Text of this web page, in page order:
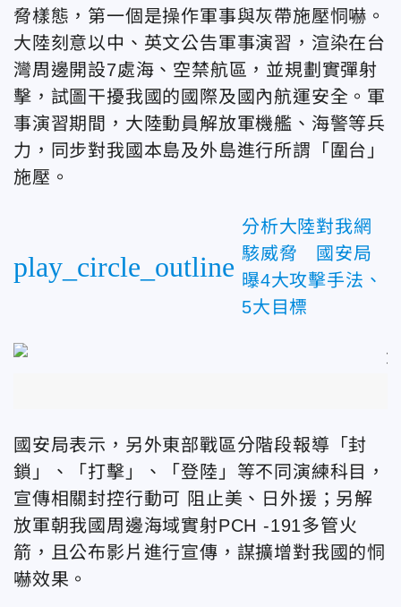
脅樣態，第一個是操作軍事與灰帶施壓恫嚇。
大陸刻意以中、英文公告軍事演習，渲染在台
灣周邊開設7處海、空禁航區，並規劃實彈射
擊，試圖干擾我國的國際及國內航運安全。軍
事演習期間，大陸動員解放軍機艦、海警等兵
力，同步對我國本島及外島進行所謂「圍台」
施壓。
play_circle_outline
分析大陸對我網
駭威脅 國安局
曝4大攻擊手法、
5大目標
國安局表示，另外東部戰區分階段報導「封
鎖」、「打擊」、「登陸」等不同演練科目，
宣傳相關封控行動可 阻止美、日外援；另解
放軍朝我國周邊海域實射PCH -191多管火
箭，且公布影片進行宣傳，謀擴增對我國的恫
嚇效果。